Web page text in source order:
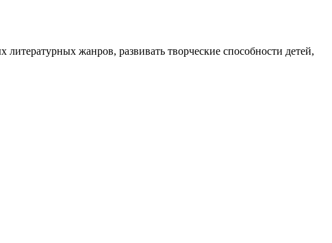
жанров, развивать творческие способности детей,